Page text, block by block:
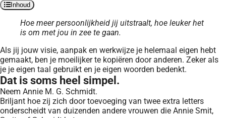
Inhoud
Hoe meer persoonlijkheid jij uitstraalt, hoe leuker het
is om met jou in zee te gaan.
Als jij jouw visie, aanpak en werkwijze je helemaal eigen hebt
gemaakt, ben je moeilijker te kopiëren door anderen. Zeker als
je je eigen taal gebruikt en je eigen woorden bedenkt.
Dat is soms heel simpel.
Neem Annie M. G. Schmidt.
Briljant hoe zij zich door toevoeging van twee extra letters
onderscheidt van duizenden andere vrouwen die Annie Smit,